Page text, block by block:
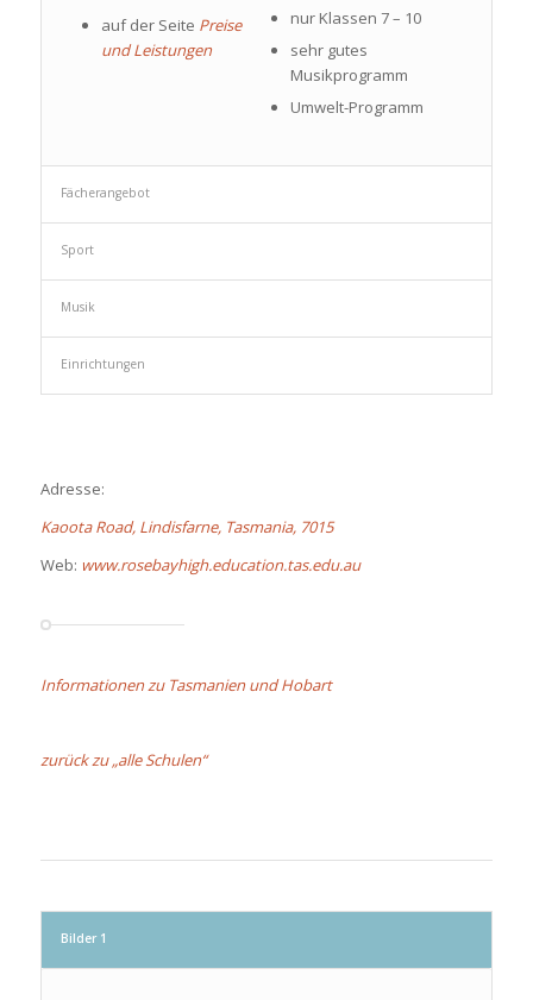
auf der Seite Preise
und Leistungen
nur Klassen 7 – 10
sehr gutes
Musikprogramm
Umwelt-Programm
Fächerangebot
Sport
Musik
Einrichtungen
Adresse:
Kaoota Road, Lindisfarne, Tasmania, 7015
Web: www.rosebayhigh.education.tas.edu.au
Informationen zu Tasmanien und Hobart
zurück zu „alle Schulen“
Bilder 1